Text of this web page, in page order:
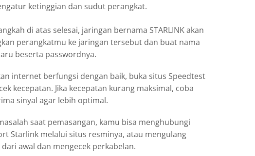
ketinggian dan sudut perangkat.
di atas selesai, jaringan bernama STARLINK akan
perangkatmu ke jaringan tersebut dan buat nama
beserta passwordnya.
internet berfungsi dengan baik, buka situs Speedtest
kecepatan. Jika kecepatan kurang maksimal, coba
sinyal agar lebih optimal.
saat pemasangan, kamu bisa menghubungi
Starlink melalui situs resminya, atau mengulang
awal dan mengecek perkabelan.